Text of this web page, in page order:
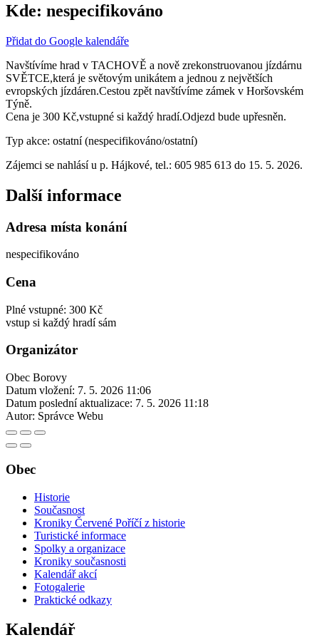
Kde: nespecifikováno
Přidat do Google kalendáře
Navštívíme hrad v TACHOVĚ a nově zrekonstruovanou jízdárnu
SVĚTCE,která je světovým unikátem a jednou z největších
evropských jízdáren.Cestou zpět navštívíme zámek v Horšovském
Týně.
Cena je 300 Kč,vstupné si každý hradí.Odjezd bude upřesněn.
Typ akce: ostatní (nespecifikováno/ostatní)
Zájemci se nahlásí u p. Hájkové, tel.: 605 985 613 do 15. 5. 2026.
Další informace
Adresa místa konání
nespecifikováno
Cena
Plné vstupné: 300 Kč
vstup si každý hradí sám
Organizátor
Obec Borovy
Datum vložení: 7. 5. 2026 11:06
Datum poslední aktualizace: 7. 5. 2026 11:18
Autor: Správce Webu
Obec
Historie
Současnost
Kroniky Červené Poříčí z historie
Turistické informace
Spolky a organizace
Kroniky současnosti
Kalendář akcí
Fotogalerie
Praktické odkazy
Kalendář